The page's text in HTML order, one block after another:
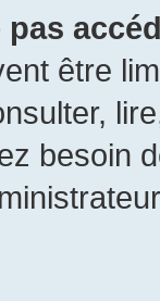
être
besoin